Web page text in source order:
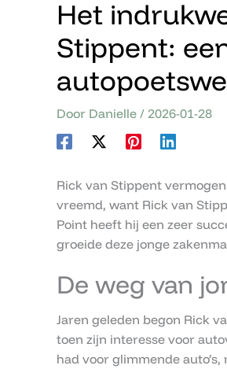
Het
Stippent:
Door Danielle / 2026-01-28
Rick van Stippent
vreemd, want Rick van
Point heeft hij een zeer
groeide deze jonge
De weg van
Jaren geleden begon Rick
toen zijn interesse voor
had voor glimmende